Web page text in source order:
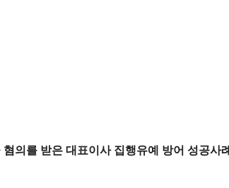
의를 받은 대표이사 집행유예 방어 성공사례